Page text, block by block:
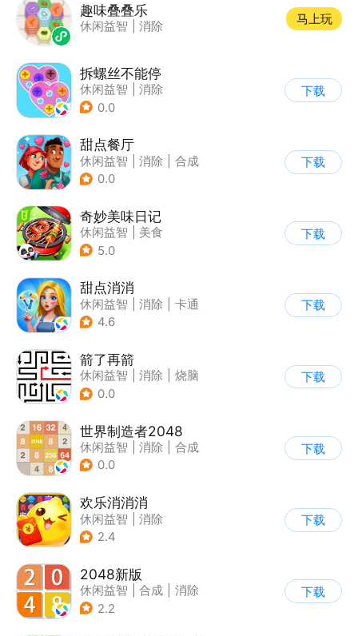
趣味叠叠乐
休闲益智 消除
马上玩
拆螺丝不能停
休闲益智
消除
0.0
下载
甜点餐厅
休闲益智 消除
合成
0.0
下载
奇妙美味日记
休闲益智
美食
| 宝宝巴士
5.0
下载
甜点消消
休闲益智 消除
卡通
| 云步互娱
4.6
下载
箭了再箭
休闲益智 消除
烧脑
| 清新
0.0
下载
世界制造者2048
休闲益智 消除
合成
0.0
下载
欢乐消消消
休闲益智
消除
| 积分网赚
2.4
下载
2048新版
休闲益智 合成
消除
| 2048
2.2
下载